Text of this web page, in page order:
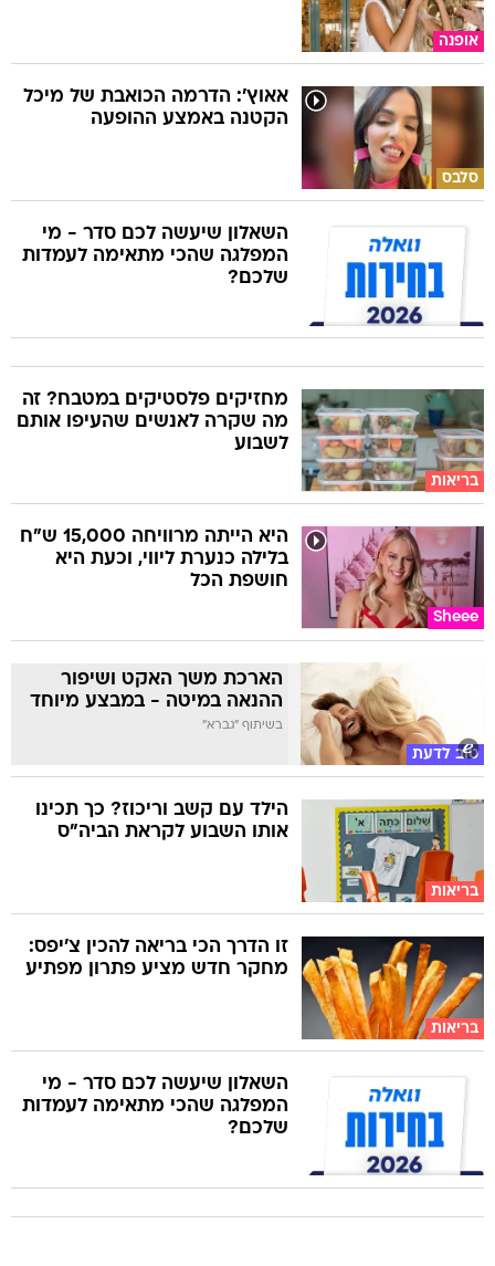
אופנה
סלבס
אאוץ': הדרמה הכואבת של מיכל
הקטנה באמצע ההופעה
השאלון שיעשה לכם סדר - מי
המפלגה שהכי מתאימה לעמדות
שלכם?
בריאות
מחזיקים פלסטיקים במטבח? זה
מה שקרה לאנשים שהעיפו אותם
לשבוע
Sheee
היא הייתה מרוויחה 15,000 ש"ח
בלילה כנערת ליווי, וכעת היא
חושפת הכל
טוב לדעת
הארכת משך האקט ושיפור
ההנאה במיטה - במבצע מיוחד
בשיתוף "גברא"
בריאות
הילד עם קשב וריכוז? כך תכינו
אותו השבוע לקראת הביה"ס
בריאות
זו הדרך הכי בריאה להכין צ'יפס:
מחקר חדש מציע פתרון מפתיע
השאלון שיעשה לכם סדר - מי
המפלגה שהכי מתאימה לעמדות
שלכם?